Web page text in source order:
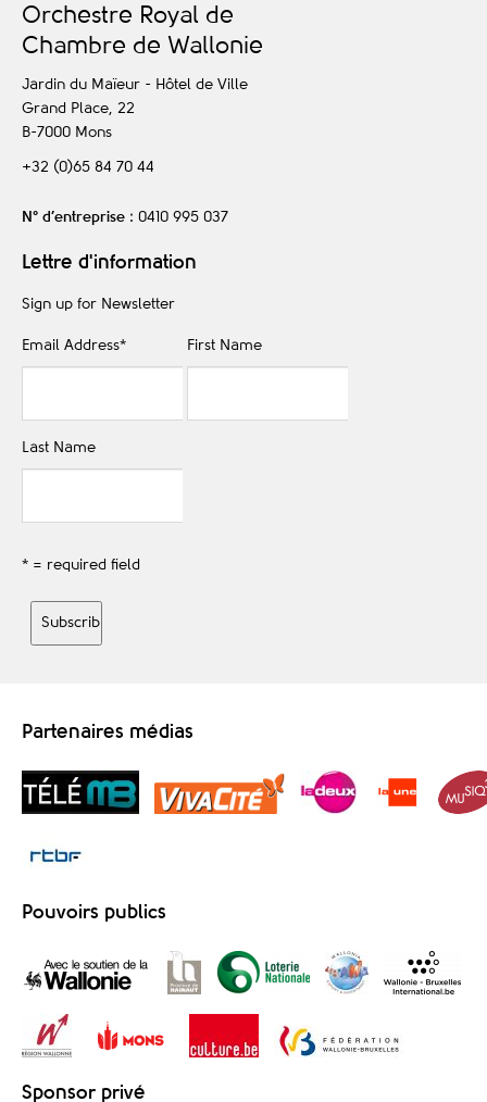
Orchestre Royal de
Chambre de Wallonie
Jardin du Maïeur - Hôtel de Ville
Grand Place, 22
B-7000 Mons
+32 (0)65 84 70 44
N° d’entreprise : 0410 995 037
Lettre d'information
Sign up for Newsletter
Email Address* First Name
Last Name
* = required field
Partenaires médias
Pouvoirs publics
Sponsor privé